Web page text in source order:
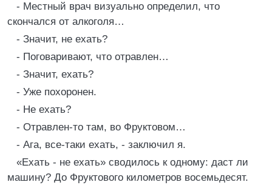
- Местный врач визуально определил, что
скончался от алкоголя…
- Значит, не ехать?
- Поговаривают, что отравлен…
- Значит, ехать?
- Уже похоронен.
- Не ехать?
- Отравлен-то там, во Фруктовом…
- Ага, все-таки ехать, - заключил я.
«Ехать - не ехать» сводилось к одному: даст ли
машину? До Фруктового километров восемьдесят.